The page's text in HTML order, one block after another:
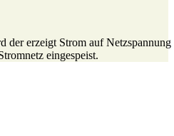
der erzeigt Strom auf Netzspannung
eingespeist.